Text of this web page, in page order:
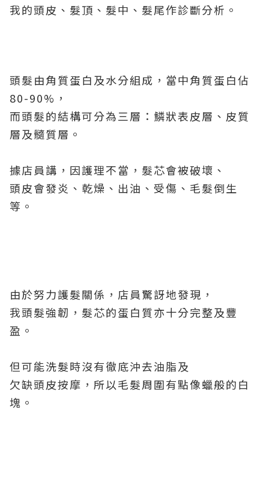
我的頭皮、髮頂、髮中、髮尾作診斷分析。
頭髮由角質蛋白及水分組成，當中角質蛋白佔
80-90%，
而頭髮的結構可分為三層：鱗狀表皮層、皮質
層及髓質層。
據店員講，因護理不當，髮芯會被破壞、
頭皮會發炎、乾燥、出油、受傷、毛髮倒生
等。
由於努力護髮關係，店員驚訝地發現，
我頭髮強韌，髮芯的蛋白質亦十分完整及豐
盈。
但可能洗髮時沒有徹底沖去油脂及
欠缺頭皮按摩，所以毛髮周圍有點像蠟般的白
塊。